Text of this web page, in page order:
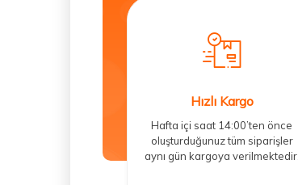
Hızlı Kargo
Hafta içi saat 14:00’ten önce
oluşturduğunuz tüm siparişler
aynı gün kargoya verilmektedir.